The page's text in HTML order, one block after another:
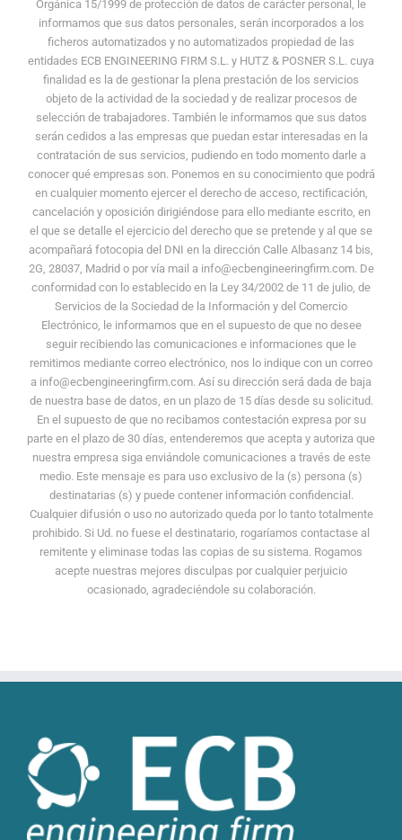
Orgánica 15/1999 de protección de datos de carácter personal, le
informamos que sus datos personales, serán incorporados a los
ficheros automatizados y no automatizados propiedad de las
entidades ECB ENGINEERING FIRM S.L. y HUTZ & POSNER S.L. cuya
finalidad es la de gestionar la plena prestación de los servicios
objeto de la actividad de la sociedad y de realizar procesos de
selección de trabajadores. También le informamos que sus datos
serán cedidos a las empresas que puedan estar interesadas en la
contratación de sus servicios, pudiendo en todo momento darle a
conocer qué empresas son. Ponemos en su conocimiento que podrá
en cualquier momento ejercer el derecho de acceso, rectificación,
cancelación y oposición dirigiéndose para ello mediante escrito, en
el que se detalle el ejercicio del derecho que se pretende y al que se
acompañará fotocopia del DNI en la dirección Calle Albasanz 14 bis,
2G, 28037, Madrid o por vía mail a info@ecbengineeringfirm.com. De
conformidad con lo establecido en la Ley 34/2002 de 11 de julio, de
Servicios de la Sociedad de la Información y del Comercio
Electrónico, le informamos que en el supuesto de que no desee
seguir recibiendo las comunicaciones e informaciones que le
remitimos mediante correo electrónico, nos lo indique con un correo
a info@ecbengineeringfirm.com. Así su dirección será dada de baja
de nuestra base de datos, en un plazo de 15 días desde su solicitud.
En el supuesto de que no recibamos contestación expresa por su
parte en el plazo de 30 días, entenderemos que acepta y autoriza que
nuestra empresa siga enviándole comunicaciones a través de este
medio. Este mensaje es para uso exclusivo de la (s) persona (s)
destinatarias (s) y puede contener información confidencial.
Cualquier difusión o uso no autorizado queda por lo tanto totalmente
prohibido. Si Ud. no fuese el destinatario, rogaríamos contactase al
remitente y eliminase todas las copias de su sistema. Rogamos
acepte nuestras mejores disculpas por cualquier perjuicio
ocasionado, agradeciéndole su colaboración.